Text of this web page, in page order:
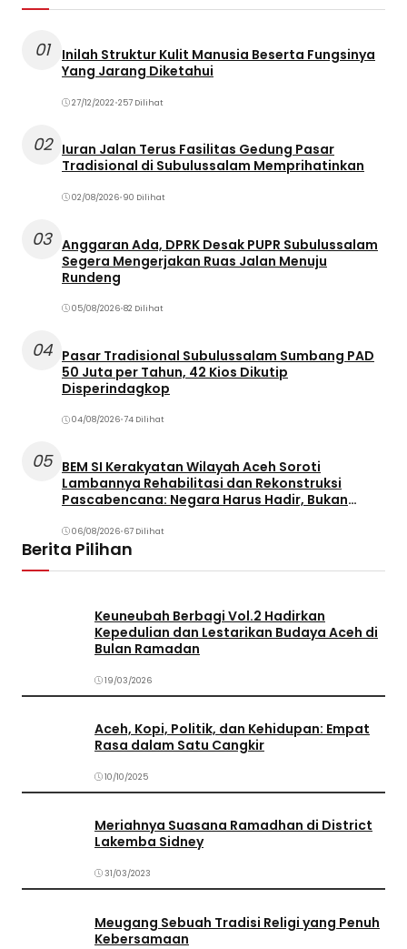
01
Inilah Struktur Kulit Manusia Beserta Fungsinya
Yang Jarang Diketahui
27/12/2022•257 Dilihat
02
Iuran Jalan Terus Fasilitas Gedung Pasar
Tradisional di Subulussalam Memprihatinkan
02/08/2026•90 Dilihat
03 Anggaran Ada, DPRK Desak PUPR Subulussalam
Segera Mengerjakan Ruas Jalan Menuju
Rundeng
05/08/2026•82 Dilihat
04 Pasar Tradisional Subulussalam Sumbang PAD
50 Juta per Tahun, 42 Kios Dikutip
Disperindagkop
04/08/2026•74 Dilihat
05 BEM SI Kerakyatan Wilayah Aceh Soroti
Lambannya Rehabilitasi dan Rekonstruksi
Pascabencana: Negara Harus Hadir, Bukan
06/08/2026•67 Dilihat
Berita Pilihan
Keuneubah Berbagi Vol.2 Hadirkan
Kepedulian dan Lestarikan Budaya Aceh di
Bulan Ramadan
19/03/2026
Aceh, Kopi, Politik, dan Kehidupan: Empat
Rasa dalam Satu Cangkir
10/10/2025
Meriahnya Suasana Ramadhan di District
Lakemba Sidney
31/03/2023
Meugang Sebuah Tradisi Religi yang Penuh
Kebersamaan